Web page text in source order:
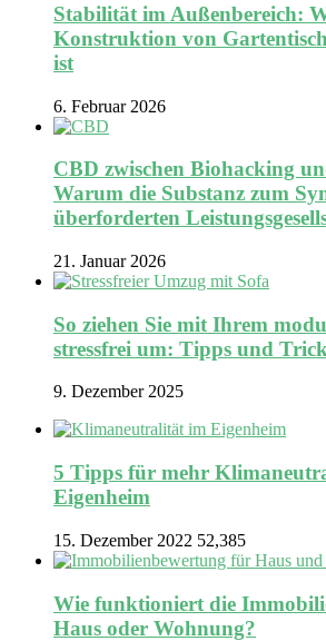
Stabilität im Außenbereich:
Konstruktion von
ist
6. Februar 2026
CBD zwischen Biohacking
Warum die Substanz zum
überforderten
21. Januar 2026
So ziehen Sie mit Ihrem
stressfrei um: Tipps und
9. Dezember 2025
5 Tipps für mehr
Eigenheim
15. Dezember 2022 52,385
Wie funktioniert die
Haus oder Wohnung?